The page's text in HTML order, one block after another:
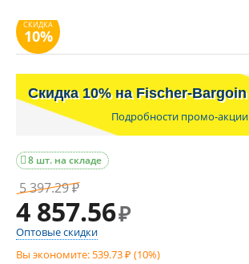
Скидка 10% на Fischer-Bargoin
Подробности промо-акции
8 шт. на складе

5 397.29 ₽
4 857.56₽
Оптовые скидки
Вы экономите: 539.73 ₽ (10%)